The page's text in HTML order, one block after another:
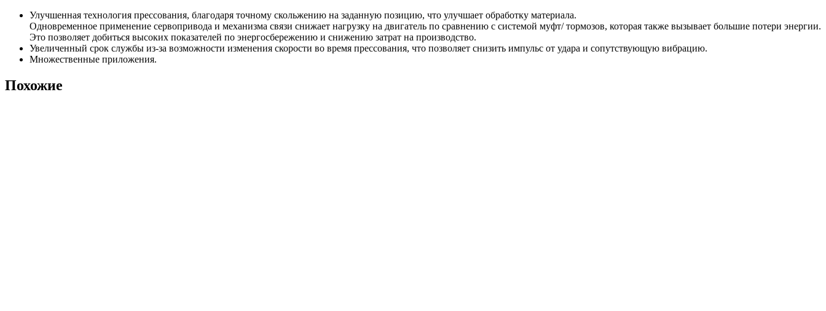
Улучшенная технология прессования, благодаря точному скольжению на заданную позицию, что улучшает обработку материала.
Одновременное применение сервопривода и механизма связи снижает нагрузку на двигатель по сравнению с системой муфт/ тормозов, которая также вызывает большие потери энергии.
Это позволяет добиться высоких показателей по энергосбережению и снижению затрат на производство.
Увеличенный срок службы из-за возможности изменения скорости во время прессования, что позволяет снизить импульс от удара и сопутствующую вибрацию.
Множественные приложения.
Похожие